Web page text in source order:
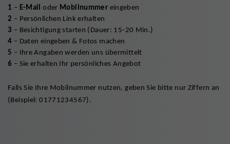
1 – E-Mail oder Mobilnummer eingeben
2 – Persönlichen Link erhalten
3 – Besichtigung starten (Dauer: 15-20 Min.)
4 – Daten eingeben & Fotos machen
5 – Ihre Angaben werden uns übermittelt
6 – Sie erhalten Ihr persönliches Angebot
Falls Sie Ihre Mobilnummer nutzen, geben Sie bitte nur Ziffern an
(Beispiel: 01771234567).